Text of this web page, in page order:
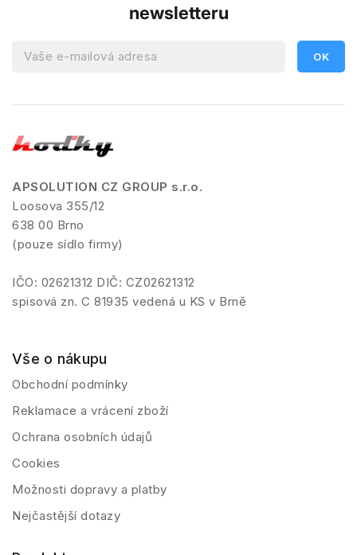
newsletteru
APSOLUTION CZ GROUP s.r.o.
Loosova 355/12
638 00 Brno
(pouze sídlo firmy)
IČO: 02621312 DIČ: CZ02621312
spisová zn. C 81935 vedená u KS v Brně
Vše o nákupu
Obchodní podmínky
Reklamace a vrácení zboží
Ochrana osobních údajů
Cookies
Možnosti dopravy a platby
Nejčastější dotazy